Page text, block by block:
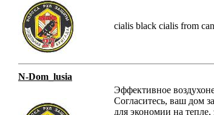
cialis black cialis from
N-Dom_lusia
Эффективное
Согласитесь, ваш дом
для экономии на